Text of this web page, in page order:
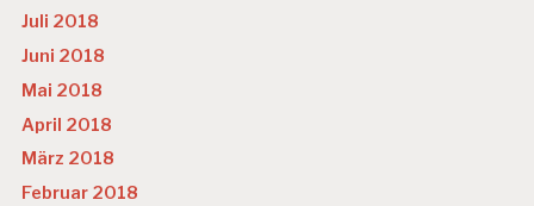
Juli 2018
Juni 2018
Mai 2018
April 2018
März 2018
Februar 2018